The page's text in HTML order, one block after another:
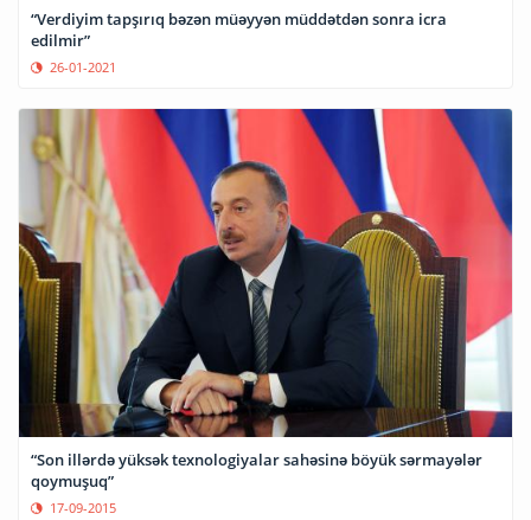
“Verdiyim tapşırıq bəzən müəyyən müddətdən sonra icra
edilmir”
26-01-2021
“Son illərdə yüksək texnologiyalar sahəsinə böyük sərmayələr
qoymuşuq”
17-09-2015